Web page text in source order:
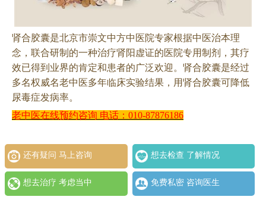
肾合胶囊是北京市崇文中方中医院专家根据中医治本理
念，联合研制的一种治疗肾阳虚证的医院专用制剂，其疗
效已得到业界的肯定和患者的广泛欢迎。肾合胶囊是经过
多名权威名老中医多年临床实验结果，用肾合胶囊可降低
尿毒症发病率。
老中医在线预约咨询 电话： 010-87876186
还有疑问 马上咨询 想去检查 了解情况
想去治疗 考虑当中 免费私密 咨询医生